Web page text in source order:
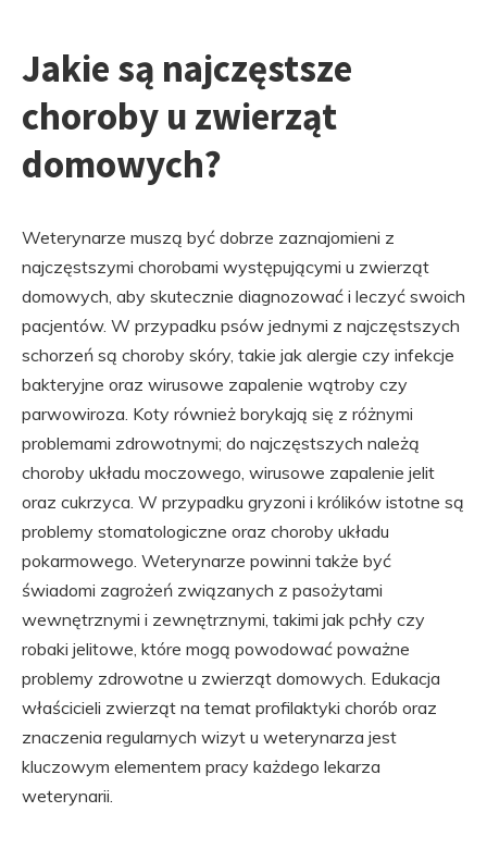
Jakie są najczęstsze
choroby u zwierząt
domowych?
Weterynarze muszą być dobrze zaznajomieni z
najczęstszymi chorobami występującymi u zwierząt
domowych, aby skutecznie diagnozować i leczyć swoich
pacjentów. W przypadku psów jednymi z najczęstszych
schorzeń są choroby skóry, takie jak alergie czy infekcje
bakteryjne oraz wirusowe zapalenie wątroby czy
parwowiroza. Koty również borykają się z różnymi
problemami zdrowotnymi; do najczęstszych należą
choroby układu moczowego, wirusowe zapalenie jelit
oraz cukrzyca. W przypadku gryzoni i królików istotne są
problemy stomatologiczne oraz choroby układu
pokarmowego. Weterynarze powinni także być
świadomi zagrożeń związanych z pasożytami
wewnętrznymi i zewnętrznymi, takimi jak pchły czy
robaki jelitowe, które mogą powodować poważne
problemy zdrowotne u zwierząt domowych. Edukacja
właścicieli zwierząt na temat profilaktyki chorób oraz
znaczenia regularnych wizyt u weterynarza jest
kluczowym elementem pracy każdego lekarza
weterynarii.